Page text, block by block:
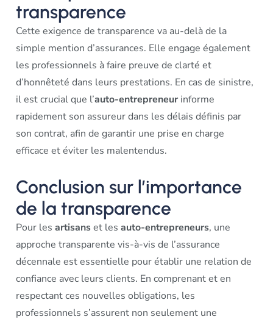
transparence
Cette exigence de transparence va au-delà de la
simple mention d’assurances. Elle engage également
les professionnels à faire preuve de clarté et
d’honnêteté dans leurs prestations. En cas de sinistre,
il est crucial que l’auto-entrepreneur informe
rapidement son assureur dans les délais définis par
son contrat, afin de garantir une prise en charge
efficace et éviter les malentendus.
Conclusion sur l’importance
de la transparence
Pour les artisanset les auto-entrepreneurs, une
approche transparente vis-à-vis de l’assurance
décennale est essentielle pour établir une relation de
confiance avec leurs clients. En comprenant et en
respectant ces nouvelles obligations, les
professionnels s’assurent non seulement une